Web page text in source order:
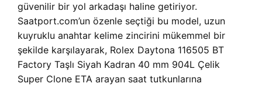
güvenilir bir yol arkadaşı haline getiriyor.
Saatport.com’un özenle seçtiği bu model, uzun
kuyruklu anahtar kelime zincirini mükemmel bir
şekilde karşılayarak, Rolex Daytona 116505 BT
Factory Taşlı Siyah Kadran 40 mm 904L Çelik
Super Clone ETA arayan saat tutkunlarına